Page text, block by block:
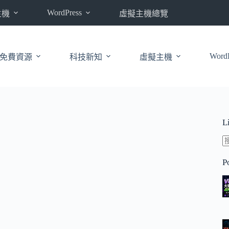
WordPress 虛擬主機總覽
免費資源 科技新知 虛擬主機